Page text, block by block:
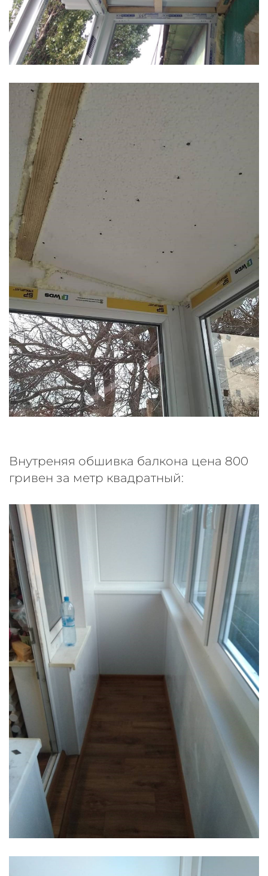
Внутреняя обшивка балкона цена 800
гривен за метр квадратный: